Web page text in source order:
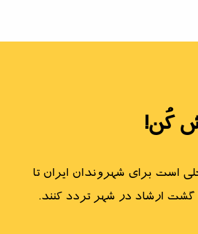
کُن!
است برای شهروندان ایران تا
ارشاد در شهر تردد کنند.